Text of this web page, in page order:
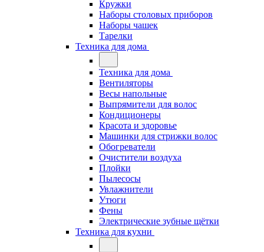
Кружки
Наборы столовых приборов
Наборы чашек
Тарелки
Техника для дома
Техника для дома
Вентиляторы
Весы напольные
Выпрямители для волос
Кондиционеры
Красота и здоровье
Машинки для стрижки волос
Обогреватели
Очистители воздуха
Плойки
Пылесосы
Увлажнители
Утюги
Фены
Электрические зубные щётки
Техника для кухни